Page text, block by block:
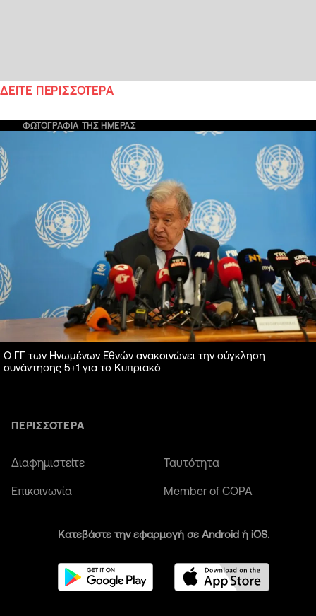
ΔΕΙΤΕ ΠΕΡΙΣΣΟΤΕΡΑ
ΦΩΤΟΓΡΑΦΙΑ ΤΗΣ ΗΜΕΡΑΣ
Ο ΓΓ των Ηνωμένων Εθνών ανακοινώνει την σύγκληση
συνάντησης 5+1 για το Κυπριακό
ΠΕΡΙΣΣΟΤΕΡΑ
Διαφημιστείτε Ταυτότητα
Επικοινωνία Member of COPA
Κατεβάστε την εφαρμογή σε Android ή iOS.